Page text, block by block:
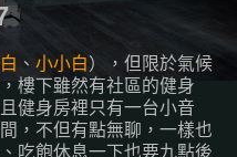
、 小小白），但限於氣候
樓下雖然有社區的健身
健身房裡只有一台小音
，不但有點無聊，一樣也
吃飽休息一下也要九點後